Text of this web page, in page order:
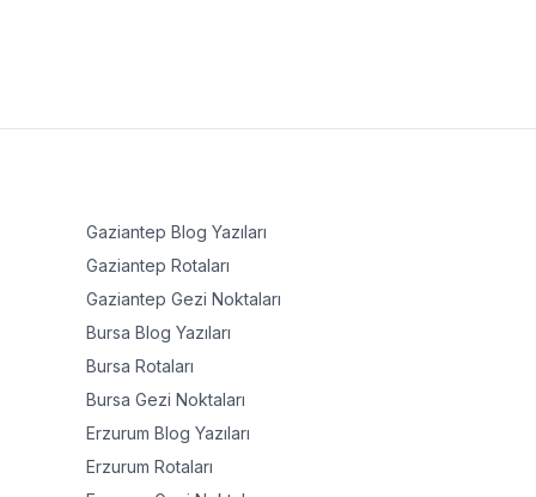
Gaziantep Blog Yazıları
Gaziantep Rotaları
Gaziantep Gezi Noktaları
Bursa Blog Yazıları
Bursa Rotaları
Bursa Gezi Noktaları
Erzurum Blog Yazıları
Erzurum Rotaları